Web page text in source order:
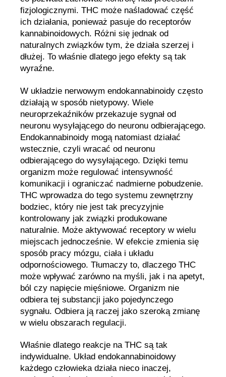
fizjologicznymi. THC może naśladować część
ich działania, ponieważ pasuje do receptorów
kannabinoidowych. Różni się jednak od
naturalnych związków tym, że działa szerzej i
dłużej. To właśnie dlatego jego efekty są tak
wyraźne.
W układzie nerwowym endokannabinoidy często
działają w sposób nietypowy. Wiele
neuroprzekaźników przekazuje sygnał od
neuronu wysyłającego do neuronu odbierającego.
Endokannabinoidy mogą natomiast działać
wstecznie, czyli wracać od neuronu
odbierającego do wysyłającego. Dzięki temu
organizm może regulować intensywność
komunikacji i ograniczać nadmierne pobudzenie.
THC wprowadza do tego systemu zewnętrzny
bodziec, który nie jest tak precyzyjnie
kontrolowany jak związki produkowane
naturalnie. Może aktywować receptory w wielu
miejscach jednocześnie. W efekcie zmienia się
sposób pracy mózgu, ciała i układu
odpornościowego. Tłumaczy to, dlaczego THC
może wpływać zarówno na myśli, jak i na apetyt,
ból czy napięcie mięśniowe. Organizm nie
odbiera tej substancji jako pojedynczego
sygnału. Odbiera ją raczej jako szeroką zmianę
w wielu obszarach regulacji.
Właśnie dlatego reakcje na THC są tak
indywidualne. Układ endokannabinoidowy
każdego człowieka działa nieco inaczej,